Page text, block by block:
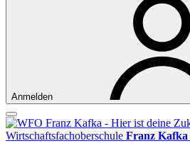
Anmelden
Wirtschaftsfachoberschule Franz Kafka